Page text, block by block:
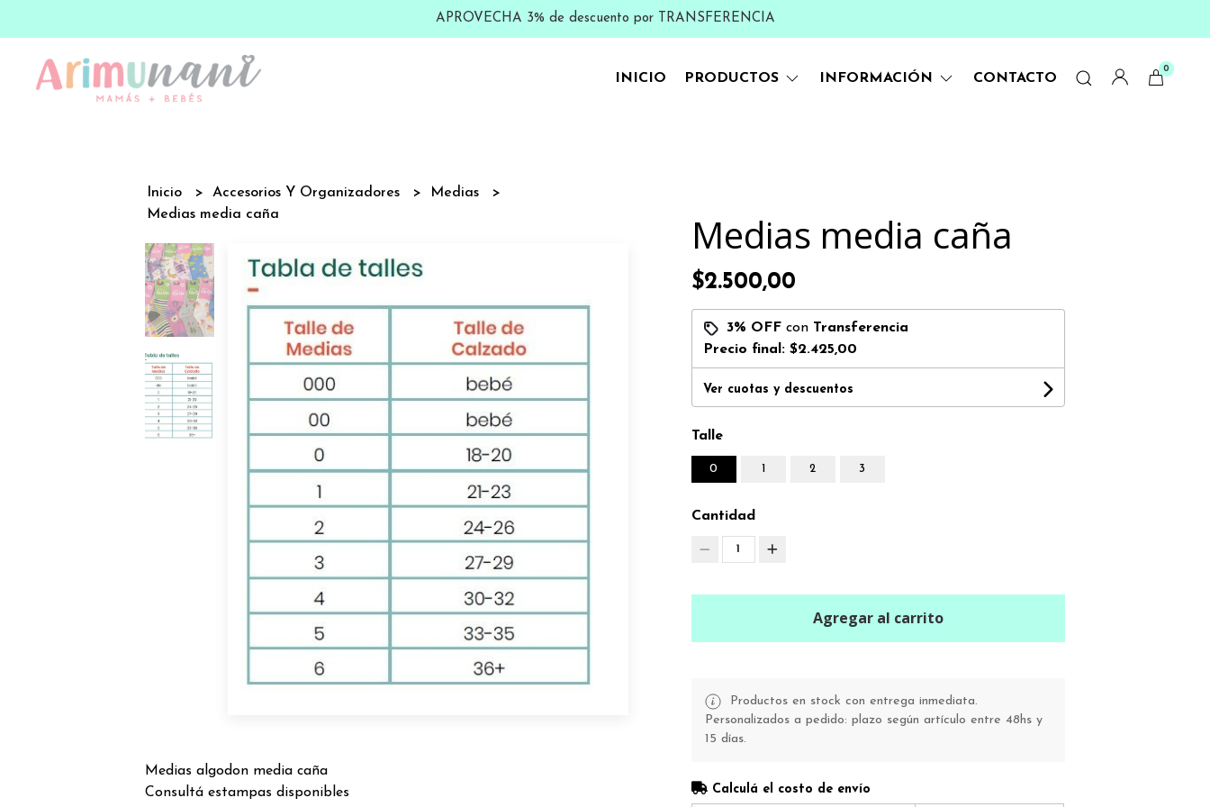
APROVECHA 3% de descuento por TRANSFERENCIA
INICIO PRODUCTOS INFORMACIÓN CONTACTO
0
Inicio Accesorios Y Organizadores
Medias
Medias media caña
Medias algodon media caña
Consultá estampas disponibles
Medias media caña
$2.500,00
3% OFFcon Transferencia
Precio final: $2.425,00
Ver cuotas y descuentos
Talle
0 1 2 3
Cantidad
1
Agregar al carrito
Productos en stock con entrega inmediata.
Personalizados a pedido: plazo según artículo entre 48hs y
15 días.
Calculá el costo de envío